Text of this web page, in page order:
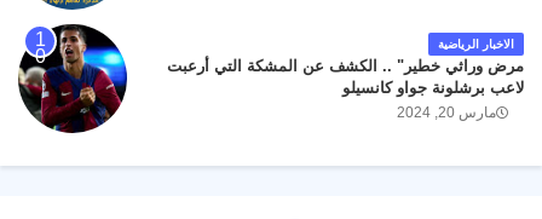
الاخبار الرياضية
مرض وراثي خطير" .. الكشف عن المشكة التي أرعبت
لاعب برشلونة جواو كانسيلو
مارس 20, 2024